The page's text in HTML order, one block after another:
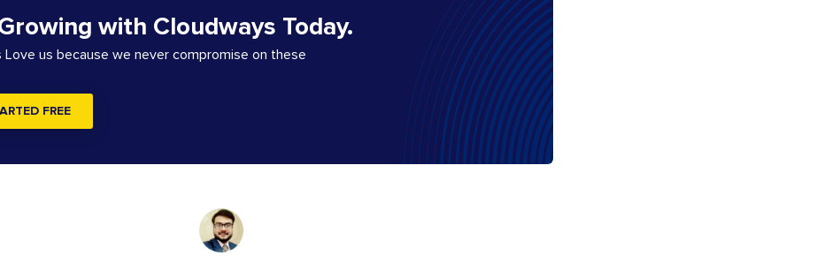
with Cloudways Today.
Love us because we never compromise on these
FREE